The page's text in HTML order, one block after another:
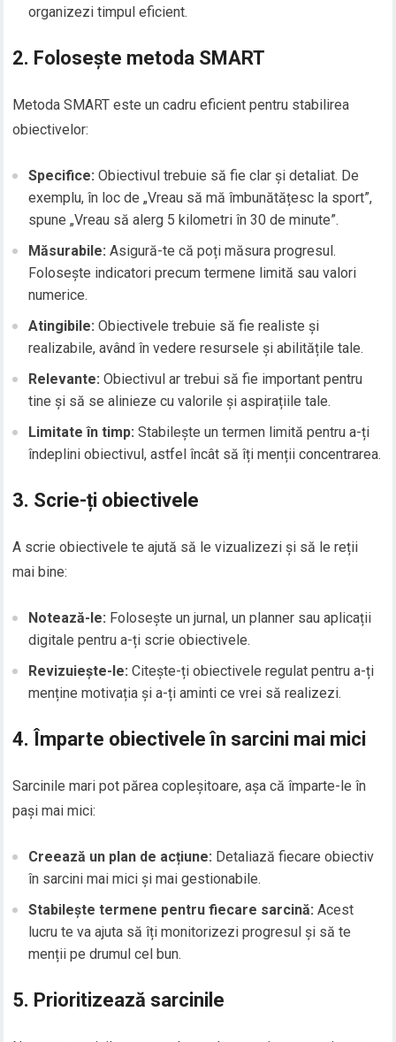
organizezi timpul eficient.
2. Folosește metoda SMART
Metoda SMART este un cadru eficient pentru stabilirea
obiectivelor:
Specifice: Obiectivul trebuie să fie clar și detaliat. De
exemplu, în loc de „Vreau să mă îmbunătățesc la sport”,
spune „Vreau să alerg 5 kilometri în 30 de minute”.
Măsurabile: Asigură-te că poți măsura progresul.
Folosește indicatori precum termene limită sau valori
numerice.
Atingibile: Obiectivele trebuie să fie realiste și
realizabile, având în vedere resursele și abilitățile tale.
Relevante: Obiectivul ar trebui să fie important pentru
tine și să se alinieze cu valorile și aspirațiile tale.
Limitate în timp: Stabilește un termen limită pentru a-ți
îndeplini obiectivul, astfel încât să îți menții concentrarea.
3. Scrie-ți obiectivele
A scrie obiectivele te ajută să le vizualizezi și să le reții
mai bine:
Notează-le: Folosește un jurnal, un planner sau aplicații
digitale pentru a-ți scrie obiectivele.
Revizuiește-le: Citește-ți obiectivele regulat pentru a-ți
menține motivația și a-ți aminti ce vrei să realizezi.
4. Împarte obiectivele în sarcini mai mici
Sarcinile mari pot părea copleșitoare, așa că împarte-le în
pași mai mici:
Creează un plan de acțiune: Detaliază fiecare obiectiv
în sarcini mai mici și mai gestionabile.
Stabilește termene pentru fiecare sarcină: Acest
lucru te va ajuta să îți monitorizezi progresul și să te
menții pe drumul cel bun.
5. Prioritizează sarcinile